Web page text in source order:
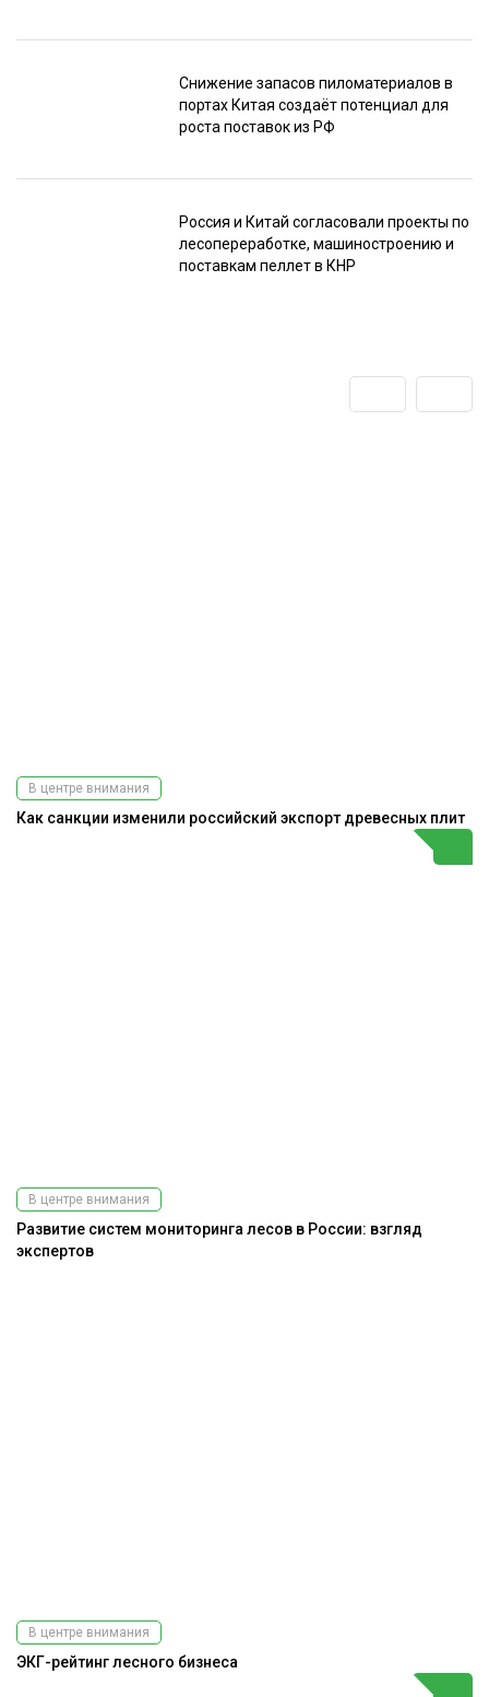
Снижение запасов пиломатериалов в
портах Китая создаёт потенциал для
роста поставок из РФ
Россия и Китай согласовали проекты по
лесопереработке, машиностроению и
поставкам пеллет в КНР
В центре внимания
Как санкции изменили российский экспорт древесных плит
В центре внимания
Развитие систем мониторинга лесов в России: взгляд
экспертов
В центре внимания
ЭКГ-рейтинг лесного бизнеса